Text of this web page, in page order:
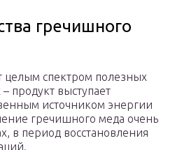
гречишного
целым спектром полезных
продукт выступает
источником энергии
гречишного меда очень
в период восстановления